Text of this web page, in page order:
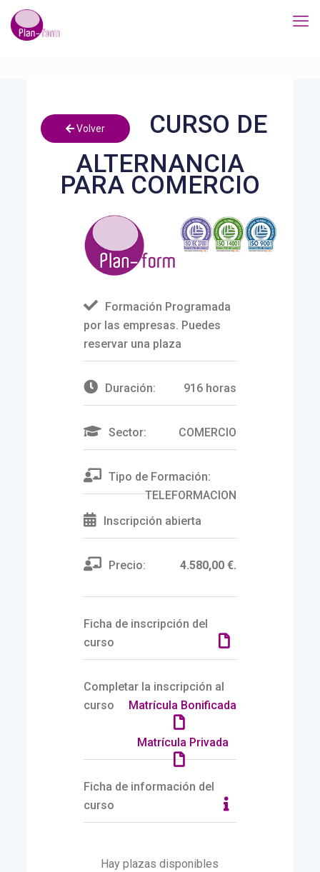
Volver
CURSO DE
ALTERNANCIA
PARA COMERCIO
Formación Programada
por las empresas. Puedes
reservar una plaza
Duración: 916 horas
Sector: COMERCIO
Tipo de Formación:
TELEFORMACION
Inscripción abierta
Precio: 4.580,00 €.
Ficha de inscripción del
curso
Completar la inscripción al
curso
Matrícula Bonificada
Matrícula Privada
Ficha de información del
curso
Hay plazas disponibles